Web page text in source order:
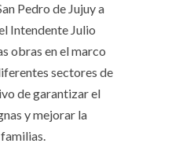
Pedro de Jujuy a
Intendente Julio
obras en el marco
sectores de
de garantizar el
y mejorar la